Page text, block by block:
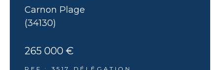
Carnon Plage
(34130)
265 000 €